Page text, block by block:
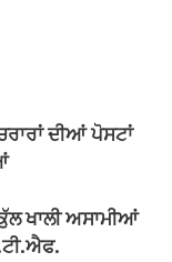
ਦੀਆਂ ਪੋਸਟਾਂ
ਖਾਲੀ ਅਸਾਮੀਆਂ